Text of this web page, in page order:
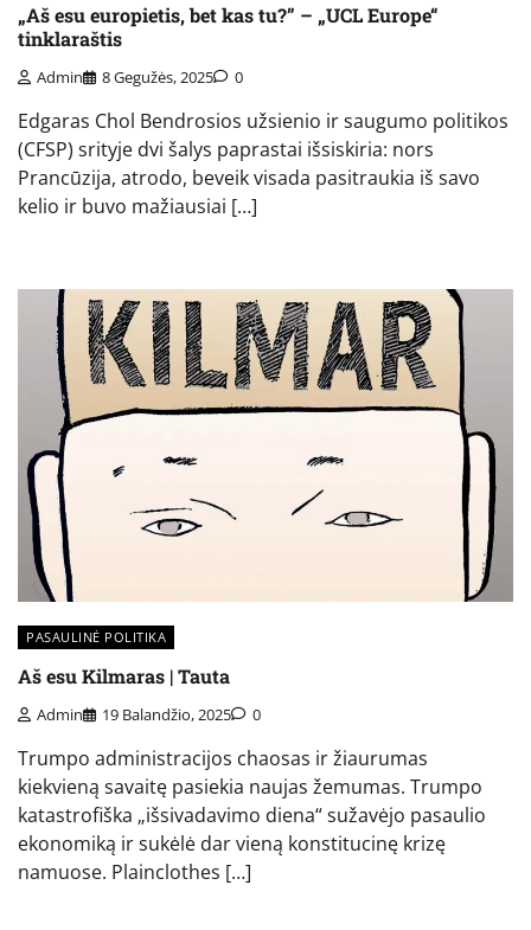
„Aš esu europietis, bet kas tu?” – „UCL Europe“
tinklaraštis
Admin 8 Gegužės, 2025 0
Edgaras Chol Bendrosios užsienio ir saugumo politikos
(CFSP) srityje dvi šalys paprastai išsiskiria: nors
Prancūzija, atrodo, beveik visada pasitraukia iš savo
kelio ir buvo mažiausiai […]
PASAULINĖ POLITIKA
Aš esu Kilmaras | Tauta
Admin 19 Balandžio, 2025 0
Trumpo administracijos chaosas ir žiaurumas
kiekvieną savaitę pasiekia naujas žemumas. Trumpo
katastrofiška „išsivadavimo diena“ sužavėjo pasaulio
ekonomiką ir sukėlė dar vieną konstitucinę krizę
namuose. Plainclothes […]